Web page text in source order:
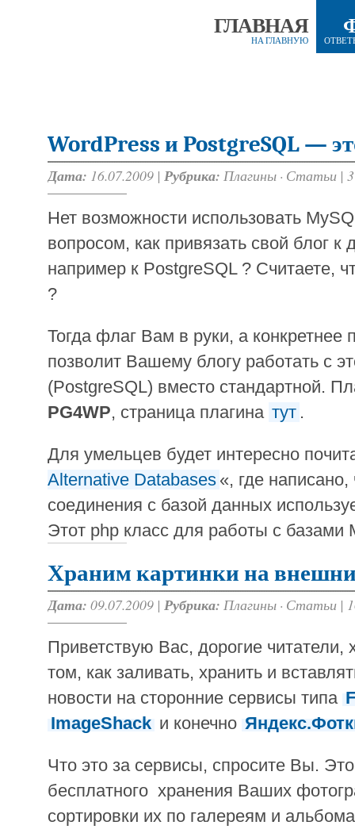
ГЛАВНАЯ
НА ГЛАВНУЮ
WordPress и PostgreSQL —
Дата: 16.07.2009 | Рубрика: Плагины · Статьи |
Нет возможности использовать
вопросом, как привязать свой блог к
например к PostgreSQL ? Считаете,
?
Тогда флаг Вам в руки, а конкретнее
позволит Вашему блогу работать с
(PostgreSQL) вместо стандартной.
PG4WP, страница плагина тут .
Для умельцев будет интересно
Alternative Databases «, где
соединения с базой данных
Этот php класс для работы с базами
Храним картинки на
Дата: 09.07.2009 | Рубрика: Плагины · Статьи |
Приветствую Вас, дорогие читатели,
том, как заливать, хранить и
новости на сторонние сервисы типа
ImageShack и конечно
Что это за сервисы, спросите Вы.
бесплатного хранения Ваших
сортировки их по галереям и